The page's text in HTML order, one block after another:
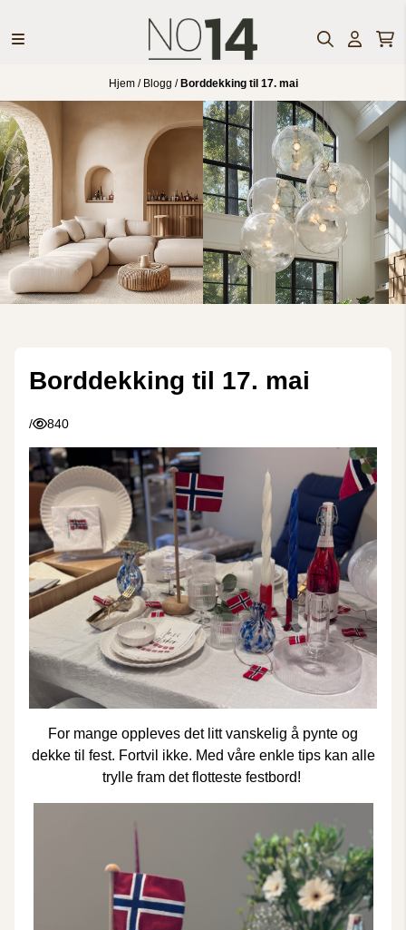
Hjem / Blogg /Borddekking til 17. mai
Borddekking til 17. mai
/ 840
For mange oppleves det litt vanskelig å pynte og
dekke til fest. Fortvil ikke. Med våre enkle tips kan alle
trylle fram det flotteste festbord!